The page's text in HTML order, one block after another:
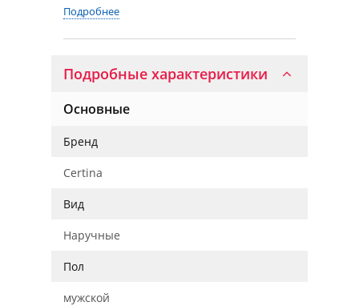
Подробнее
Подробные характеристики
Основные
Бренд
Certina
Вид
Наручные
Пол
мужской